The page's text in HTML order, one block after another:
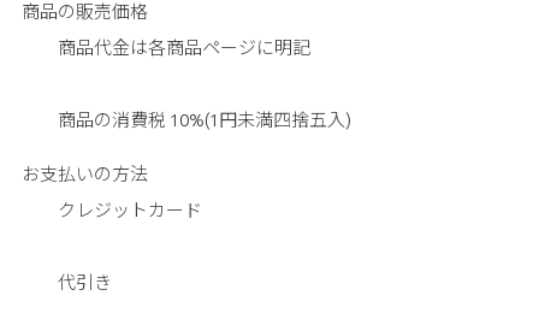
商品の販売価格
商品代金は各商品ページに明記
商品の消費税 10%(1円未満四捨五入)
お支払いの方法
クレジットカード
代引き